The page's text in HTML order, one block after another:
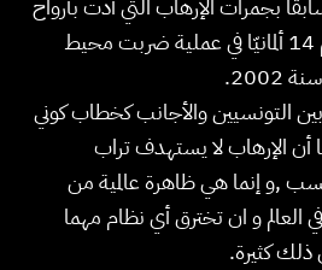
بجمرات الإرهاب التي أدت بأرواح
21 من السواح بما فيهم 14 ألمانيّا في عملية ضربت محيط
بين التونسيين والأجانب كخطاب كوني
الإرهاب لا يستهدف تراب
الجمهورية التونسية و حسب ٫و إنما هي ظاهرة عالمية من
العالم و ان تخترق أي نظام مهما
ذلك كثيرة.